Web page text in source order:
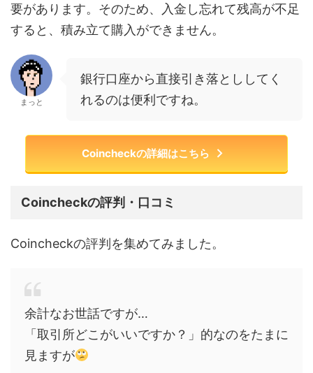
要があります。そのため、入金し忘れて残高が不足
すると、積み立て購入ができません。
まっと
銀行口座から直接引き落とししてく
れるのは便利ですね。
Coincheckの詳細はこちら
Coincheckの評判・口コミ
Coincheckの評判を集めてみました。
余計なお世話ですが…
「取引所どこがいいですか？」的なのをたまに
見ますが